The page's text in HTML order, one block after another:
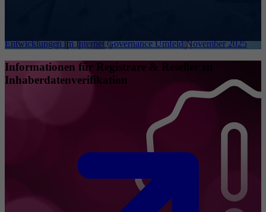
Entwicklungen im Internet Governance Umfeld November 2025
Informationen für Registrare & Reseller zu
Inhaberdatenverifikation